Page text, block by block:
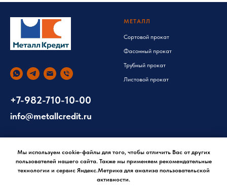
+7-982-710-10-00
info@metallcredit.ru
МЕТАЛЛ
Сортовой прокат
Фасонный прокат
Трубный прокат
Листовой прокат
Лазерная резка
Размотка арматуры
Мы используем cookie-файлы для того, чтобы отличить Вас от других
пользователей нашего сайта. Также мы применяем рекомендательные
технологии и сервис Яндекс.Метрика для анализа пользовательской
активности.